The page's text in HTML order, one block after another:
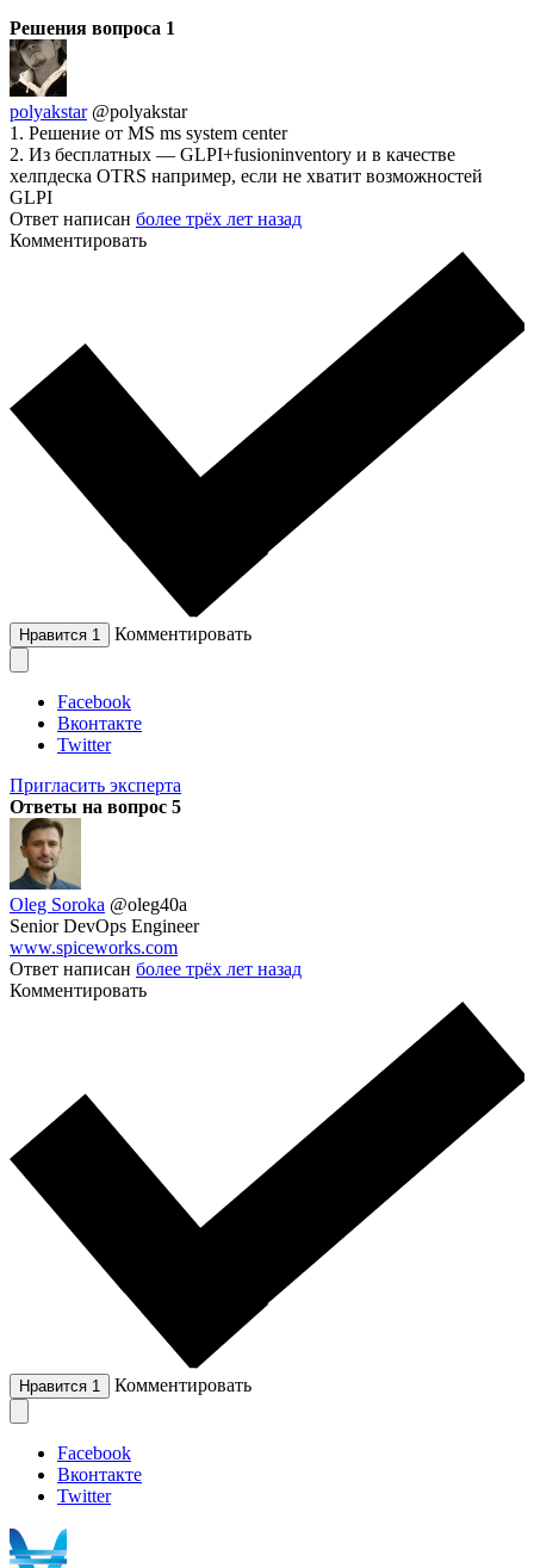
Решения вопроса 1
polyakstar @polyakstar
1. Решение от MS ms system center
2. Из бесплатных — GLPI+fusioninventory и в качестве
хелпдеска OTRS например, если не хватит возможностей
GLPI
Ответ написан более трёх лет назад
Комментировать
Нравится 1 Комментировать
Facebook
Вконтакте
Twitter
Пригласить эксперта
Ответы на вопрос 5
Oleg Soroka @oleg40a
Senior DevOps Engineer
www.spiceworks.com
Ответ написан более трёх лет назад
Комментировать
Нравится 1 Комментировать
Facebook
Вконтакте
Twitter